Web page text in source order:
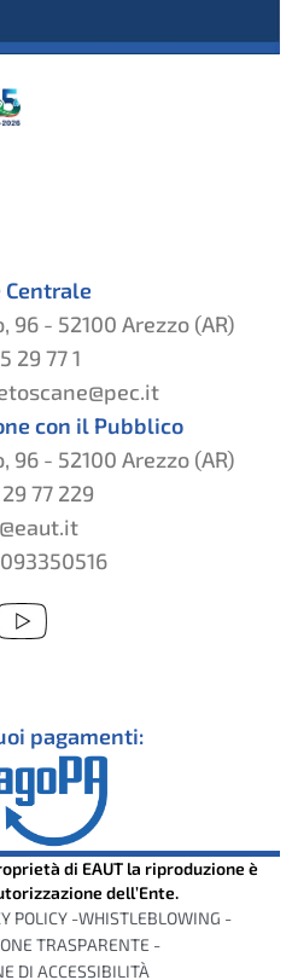
Centrale
96 - 52100 Arezzo (AR)
29 77 1
con il Pubblico
96 - 52100 Arezzo (AR)
77 229
pagamenti:
di EAUT la riproduzione è
dell’Ente.
POLICY -WHISTLEBLOWING -
TRASPARENTE -
DI ACCESSIBILITÀ